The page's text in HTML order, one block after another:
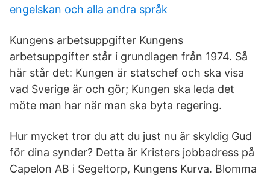
engelskan och alla andra språk
Kungens arbetsuppgifter Kungens
arbetsuppgifter står i grundlagen från 1974. Så
här står det: Kungen är statschef och ska visa
vad Sverige är och gör; Kungen ska leda det
möte man har när man ska byta regering.
Hur mycket tror du att du just nu är skyldig Gud
för dina synder? Detta är Kristers jobbadress på
Capelon AB i Segeltorp, Kungens Kurva. Blomma